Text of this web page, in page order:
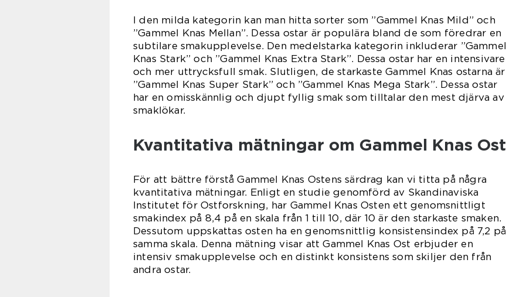
I den milda kategorin kan man hitta sorter som ”Gammel Knas Mild” och
”Gammel Knas Mellan”. Dessa ostar är populära bland de som föredrar en
subtilare smakupplevelse. Den medelstarka kategorin inkluderar ”Gammel
Knas Stark” och ”Gammel Knas Extra Stark”. Dessa ostar har en intensivare
och mer uttrycksfull smak. Slutligen, de starkaste Gammel Knas ostarna är
”Gammel Knas Super Stark” och ”Gammel Knas Mega Stark”. Dessa ostar
har en omisskännlig och djupt fyllig smak som tilltalar den mest djärva av
smaklökar.
Kvantitativa mätningar om Gammel Knas Ost
För att bättre förstå Gammel Knas Ostens särdrag kan vi titta på några
kvantitativa mätningar. Enligt en studie genomförd av Skandinaviska
Institutet för Ostforskning, har Gammel Knas Osten ett genomsnittligt
smakindex på 8,4 på en skala från 1 till 10, där 10 är den starkaste smaken.
Dessutom uppskattas osten ha en genomsnittlig konsistensindex på 7,2 på
samma skala. Denna mätning visar att Gammel Knas Ost erbjuder en
intensiv smakupplevelse och en distinkt konsistens som skiljer den från
andra ostar.